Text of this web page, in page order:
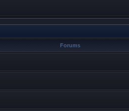
Forums